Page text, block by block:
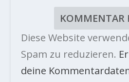
Diese Website
Spam zu reduzieren.
deine